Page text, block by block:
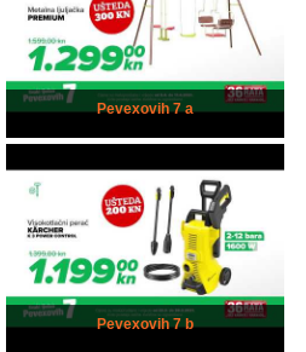
Pevexovih 7 a
Pevexovih 7 b